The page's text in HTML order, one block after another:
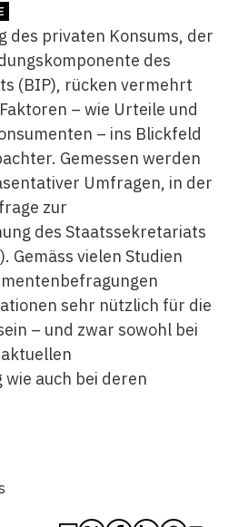
des privaten Konsums, der
des
(BIP), rücken vermehrt
– wie Urteile und
– ins Blickfeld
Gemessen werden
Umfragen, in der
zur
des Staatssekretariats
Gemäss vielen Studien
sehr nützlich für die
– und zwar sowohl bei
auch bei deren